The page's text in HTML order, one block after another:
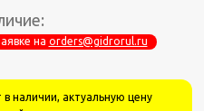
на orders@gidrorul.ru
наличии, актуальную цену